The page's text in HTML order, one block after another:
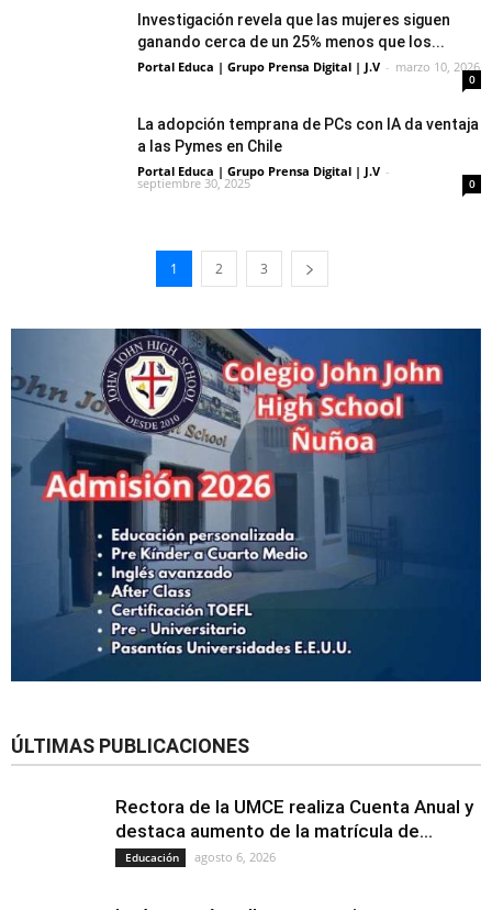
Investigación revela que las mujeres siguen
ganando cerca de un 25% menos que los...
Portal Educa | Grupo Prensa Digital | J.V - marzo 10, 2026
0
La adopción temprana de PCs con IA da ventaja
a las Pymes en Chile
Portal Educa | Grupo Prensa Digital | J.V -
septiembre 30, 2025 0
1 2 3
ÚLTIMAS PUBLICACIONES
Rectora de la UMCE realiza Cuenta Anual y
destaca aumento de la matrícula de...
Educación agosto 6, 2026